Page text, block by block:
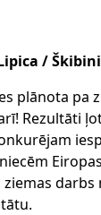
/ Škibini
plānota pa
Rezultāti
darbs